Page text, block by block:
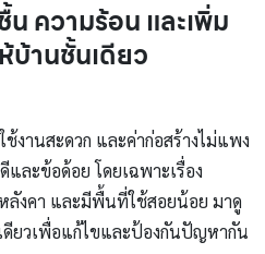
ความร้อน และเพิ่ม
บ้านชั้นเดียว
งานสะดวก และค่าก่อสร้างไม่แพง
ละข้อด้อย โดยเฉพาะเรื่อง
ลังคา และมีพื้นที่ใช้สอยน้อย มาดู
ยวเพื่อแก้ไขและป้องกันปัญหากัน